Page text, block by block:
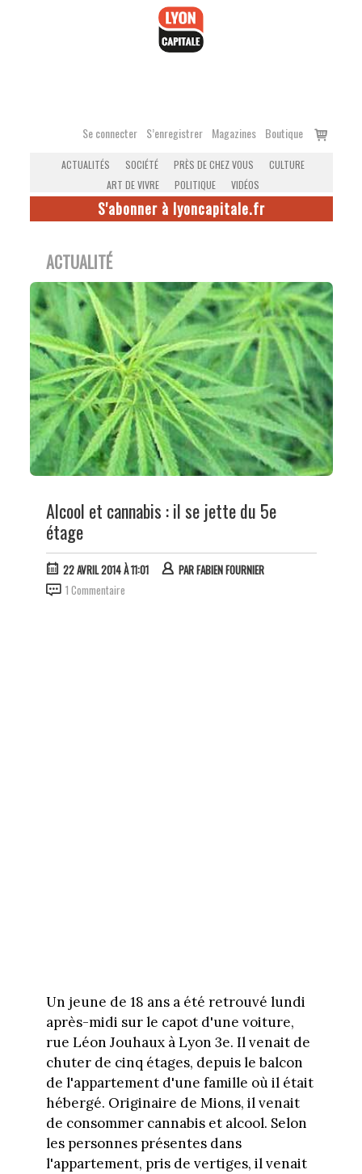
Se connecter S’enregistrer Magazines Boutique
Voir
ACTUALITÉS SOCIÉTÉ PRÈS DE CHEZ VOUS
CULTURE
ART DE VIVRE
POLITIQUE VIDÉOS
S'abonner à lyoncapitale.fr
ACTUALITÉ
Alcool et cannabis : il se jette du 5e
étage
22 AVRIL 2014 À 11:01 PARFABIEN FOURNIER
1 Commentaire
Un jeune de 18 ans a été retrouvé lundi
après-midi sur le capot d'une voiture,
rue Léon Jouhaux à Lyon 3e. Il venait de
chuter de cinq étages, depuis le balcon
de l'appartement d'une famille où il était
hébergé. Originaire de Mions, il venait
de consommer cannabis et alcool. Selon
les personnes présentes dans
l'appartement, pris de vertiges, il venait